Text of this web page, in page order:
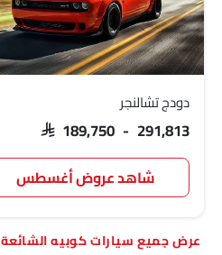
دودج تشالنجر
SAR 189,750 - 291,813
شاهد عروض أغسطس
سيارات كوبيه الشائعة